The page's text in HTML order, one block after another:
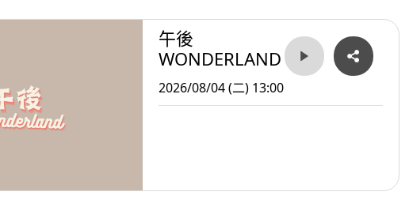
午後
WONDERLAND
2026/08/04 (二) 13:00